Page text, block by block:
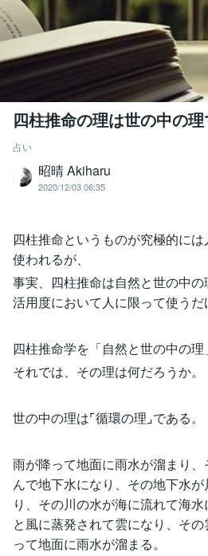
四柱推命の理は世の中の
占い
昭晴 Akiharu
2020/12/03 06:35
四柱推命というものが究極的に
使われるが、
事実、四柱推命は自然と世の中の
活用度において人に限って使うだ
四柱推命学を「自然と世の中の理
それでは、その理は何だろうか。
世の中の理は⌜循環の理⌟である。
雨が降って地面に雨水が溜まり
んで地下水になり、その地下水
り、その川の水が海に流れて海
と風に蒸発されて雲になり、そ
って地面に雨水が溜まる。